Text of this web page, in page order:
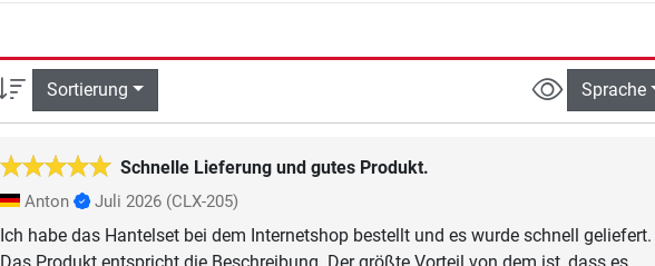
Sortierung Sprache
Schnelle Lieferung und gutes Produkt.
Anton Juli 2026 (CLX-205)
Ich habe das Hantelset bei dem Internetshop bestellt und es wurde schnell geliefert.
Das Produkt entspricht die Beschreibung. Der größte Vorteil von dem ist, dass es